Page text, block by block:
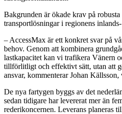
Bakgrunden är ökade krav på
transportlösningar i regionens
– AccessMax är ett konkret svar på
behov. Genom att kombinera
lastkapacitet kan vi trafikera Vänern
tillförlitligt och effektivt sätt, utan att
ansvar, kommenterar Johan
De nya fartygen byggs av det
sedan tidigare har levererat mer än
rederikoncernen. Leverans planeras